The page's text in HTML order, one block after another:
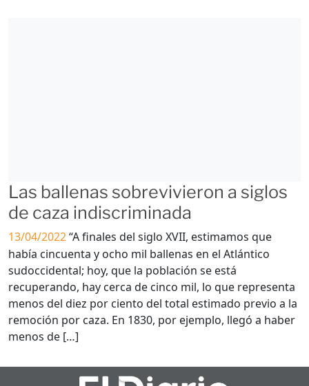
Las ballenas sobrevivieron a siglos
de caza indiscriminada
13/04/2022“A finales del siglo XVII, estimamos que
había cincuenta y ocho mil ballenas en el Atlántico
sudoccidental; hoy, que la población se está
recuperando, hay cerca de cinco mil, lo que representa
menos del diez por ciento del total estimado previo a la
remoción por caza. En 1830, por ejemplo, llegó a haber
menos de […]